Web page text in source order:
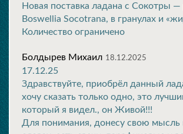
Новая поставка ладана с Сокотры —
Boswellia Socotrana, в гранулах и
Количество ограничено
Болдырев Михаил 18.12.2025
17.12.25
Здравствуйте, приобрёл данный
хочу сказать только одно, это
который я видел., он Живой!!!
Для понимания, донесу свою мысль